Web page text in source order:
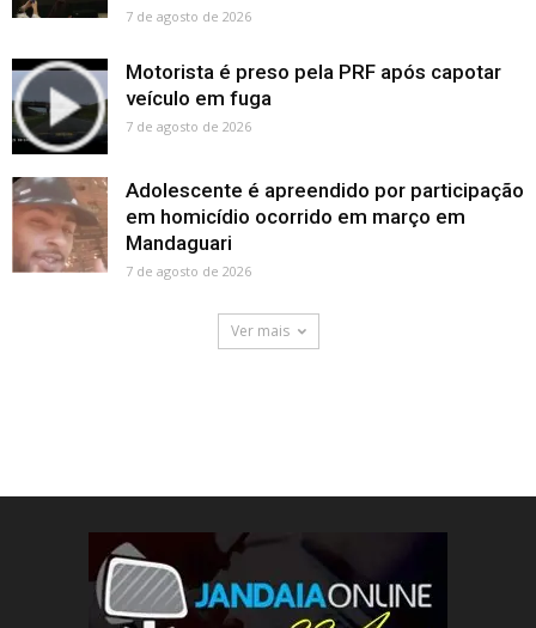
7 de agosto de 2026
Motorista é preso pela PRF após capotar
veículo em fuga
7 de agosto de 2026
Adolescente é apreendido por participação
em homicídio ocorrido em março em
Mandaguari
7 de agosto de 2026
Ver mais